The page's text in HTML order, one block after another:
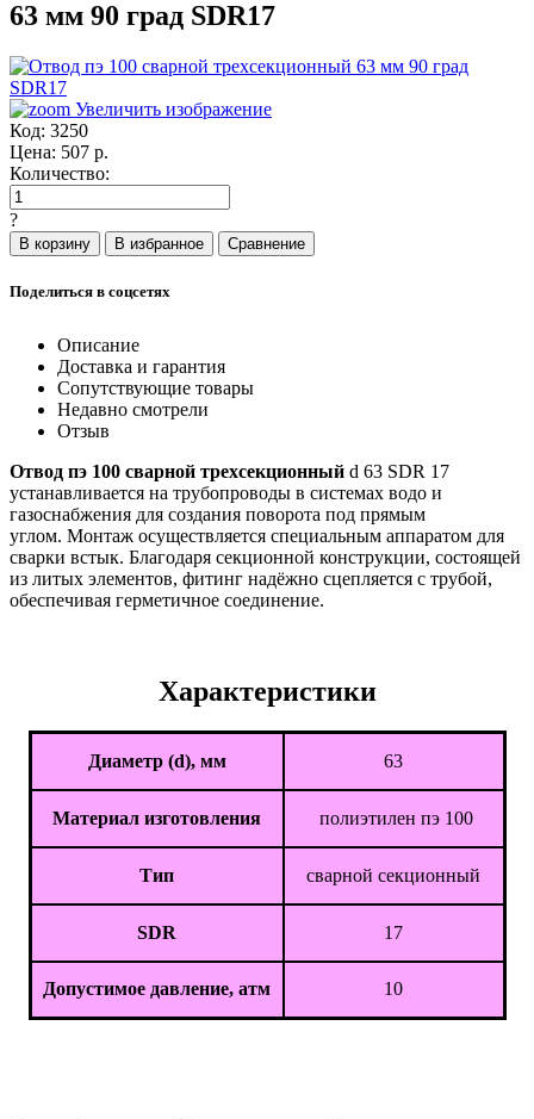
63 мм 90 град SDR17
Увеличить изображение
Код: 3250
Цена: 507 р.
Количество:
?
Поделиться в соцсетях
Описание
Доставка и гарантия
Сопутствующие товары
Недавно смотрели
Отзыв
Отвод пэ 100 сварной трехсекционный d 63 SDR 17
устанавливается на трубопроводы в системах водо и
газоснабжения для создания поворота под прямым
углом. Монтаж осуществляется специальным аппаратом для
сварки встык. Благодаря секционной конструкции, состоящей
из литых элементов, фитинг надёжно сцепляется с трубой,
обеспечивая герметичное соединение.
Характеристики
Диаметр (d), мм 63
Материал изготовления полиэтилен пэ 100
Тип сварной секционный
SDR 17
Допустимое давление, атм 10